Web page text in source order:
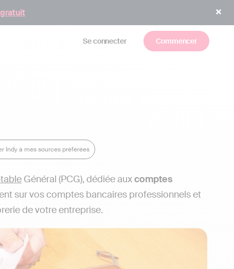
Se connecter Commencer
Indy à mes sources préférées
Général (PCG), dédiée auxcomptes
sur vos comptes bancaires professionnels et
de votre entreprise.